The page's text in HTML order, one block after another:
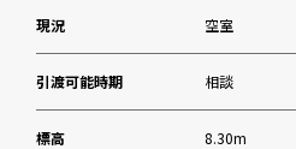
現況 空室
引渡可能時期 相談
標高 8.30m